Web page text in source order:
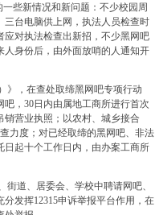
些新情况和新问题：不少校园周
台电脑供上网，执法人员检查时
应对执法检查出新招，不少黑网吧
人身份后，由外面放哨的人通知开
，在查处取缔黑网吧专项行动
，30日内由属地工商所进行首次
营业执照；以农村、城乡接合
力度；对已经取缔的黑网吧、非法
日起十个工作日内，由办案工商所
道、居委会、学校中聘请网吧、
发挥12315申诉举报平台作用，在